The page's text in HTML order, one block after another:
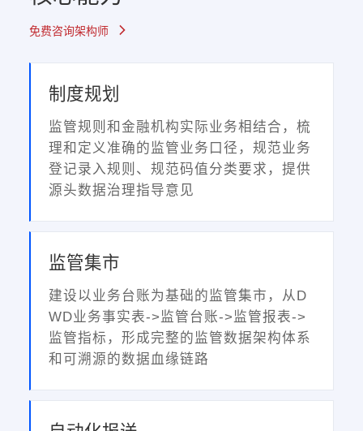
免费咨询架构师
制度规划
监管规则和金融机构实际业务相结合，梳
理和定义准确的监管业务口径，规范业务
登记录入规则、规范码值分类要求，提供
源头数据治理指导意见
监管集市
建设以业务台账为基础的监管集市，从D
WD业务事实表->监管台账->监管报表->
监管指标，形成完整的监管数据架构体系
和可溯源的数据血缘链路